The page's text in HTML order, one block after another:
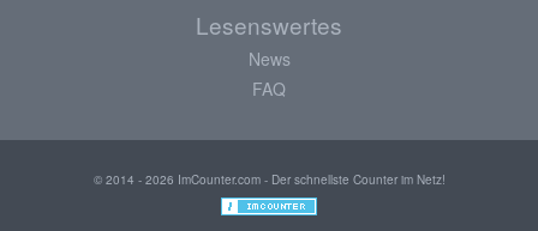
Lesenswertes
News
FAQ
© 2014 - 2026 ImCounter.com - Der schnellste Counter im Netz!